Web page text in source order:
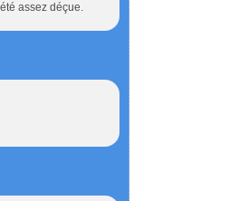
assez déçue.